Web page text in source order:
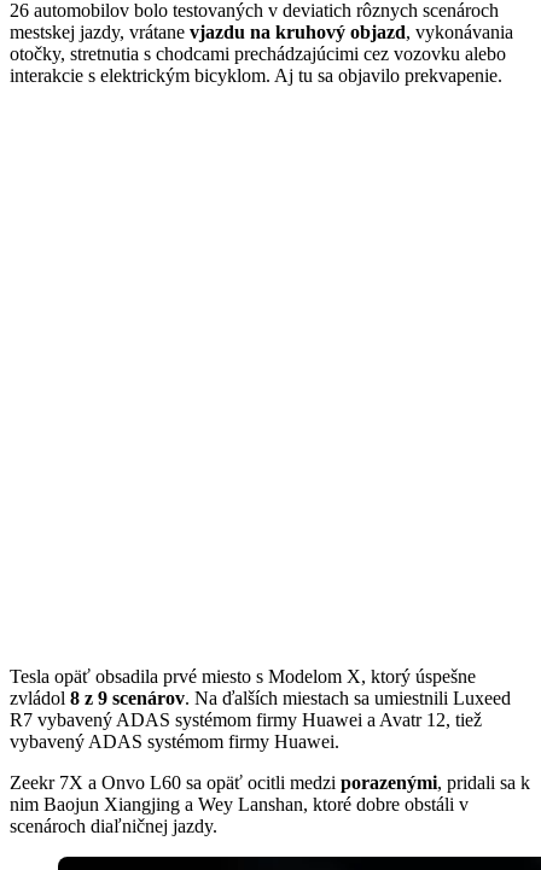
26 automobilov bolo testovaných v deviatich rôznych scenároch
mestskej jazdy, vrátane vjazdu na kruhový objazd, vykonávania
otočky, stretnutia s chodcami prechádzajúcimi cez vozovku alebo
interakcie s elektrickým bicyklom. Aj tu sa objavilo prekvapenie.
Tesla opäť obsadila prvé miesto s Modelom X, ktorý úspešne
zvládol 8 z 9 scenárov. Na ďalších miestach sa umiestnili Luxeed
R7 vybavený ADAS systémom firmy Huawei a Avatr 12, tiež
vybavený ADAS systémom firmy Huawei.
Zeekr 7X a Onvo L60 sa opäť ocitli medzi porazenými, pridali sa k
nim Baojun Xiangjing a Wey Lanshan, ktoré dobre obstáli v
scenároch diaľničnej jazdy.